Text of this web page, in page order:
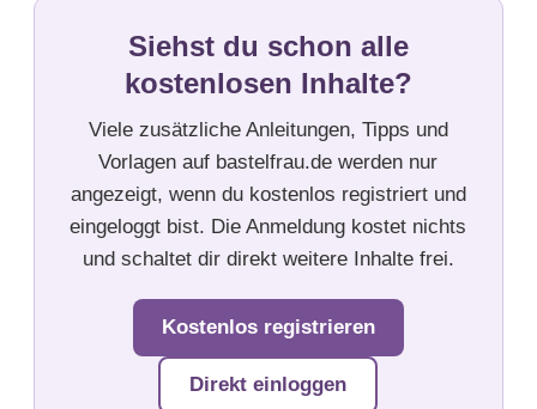
Siehst du schon alle
kostenlosen Inhalte?
Viele zusätzliche Anleitungen, Tipps und
Vorlagen auf bastelfrau.de werden nur
angezeigt, wenn du kostenlos registriert und
eingeloggt bist. Die Anmeldung kostet nichts
und schaltet dir direkt weitere Inhalte frei.
Kostenlos registrieren
Direkt einloggen